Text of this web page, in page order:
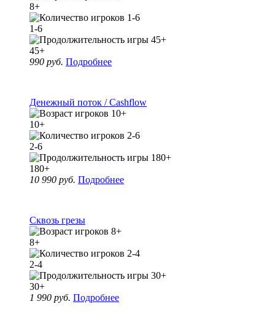
8+
1-6
45+
990 руб. Подробнее
Денежный поток / Cashflow
10+
2-6
180+
10 990 руб. Подробнее
Сквозь грезы
8+
2-4
30+
1 990 руб. Подробнее